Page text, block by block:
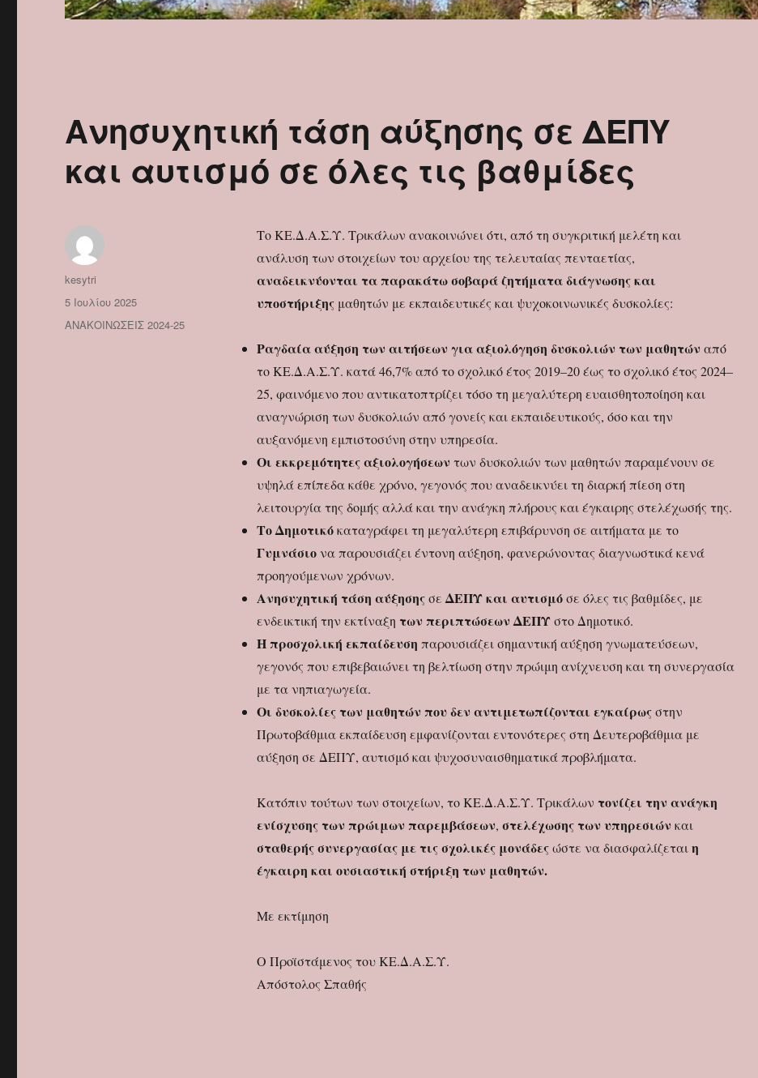
Ανησυχητική τάση αύξησης σε ΔΕΠΥ
και αυτισμό σε όλες τις βαθμίδες
Το ΚΕ.Δ.Α.Σ.Υ. Τρικάλων ανακοινώνει ότι, από τη συγκριτική μελέτη και
ανάλυση των στοιχείων του αρχείου της τελευταίας πενταετίας,
αναδεικνύονται τα παρακάτωσοβαρά ζητήματα διάγνωσης και
υποστήριξηςμαθητών με εκπαιδευτικές και ψυχοκοινωνικές δυσκολίες:
Ραγδαία αύξηση των αιτήσεων για αξιολόγηση δυσκολιών των μαθητών από
το ΚΕ.Δ.Α.Σ.Υ. κατά 46,7% από το σχολικό έτος 2019–20 έως το σχολικό έτος 2024–
25, φαινόμενο που αντικατοπτρίζει τόσο τη μεγαλύτερη ευαισθητοποίηση και
αναγνώριση των δυσκολιών από γονείς και εκπαιδευτικούς, όσο και την
αυξανόμενη εμπιστοσύνη στην υπηρεσία.
Οι εκκρεμότητες αξιολογήσεων των δυσκολιών των μαθητών παραμένουν σε
υψηλά επίπεδα κάθε χρόνο, γεγονός που αναδεικνύει τη διαρκή πίεση στη
λειτουργία της δομής αλλά και την ανάγκη πλήρους και έγκαιρης στελέχωσής της.
Το Δημοτικόκαταγράφει τη μεγαλύτερη επιβάρυνση σε αιτήματα με το
Γυμνάσιονα παρουσιάζει έντονη αύξηση, φανερώνοντας διαγνωστικά κενά
προηγούμενων χρόνων.
Ανησυχητική τάση αύξησηςσε ΔΕΠΥ και αυτισμόσε όλες τις βαθμίδες, με
ενδεικτική την εκτίναξη των περιπτώσεων ΔΕΠΥστο Δημοτικό.
Η προσχολική εκπαίδευση παρουσιάζει σημαντική αύξηση γνωματεύσεων,
γεγονός που επιβεβαιώνει τη βελτίωση στην πρώιμη ανίχνευση και τη συνεργασία
με τα νηπιαγωγεία.
Οι δυσκολίες των μαθητών που δεν αντιμετωπίζονται εγκαίρωςστην
Πρωτοβάθμια εκπαίδευση εμφανίζονται εντονότερες στη Δευτεροβάθμια με
αύξηση σε ΔΕΠΥ, αυτισμό και ψυχοσυναισθηματικά προβλήματα.
Κατόπιν τούτων των στοιχείων, το ΚΕ.Δ.Α.Σ.Υ. Τρικάλων τονίζει την ανάγκη
ενίσχυσης των πρώιμων παρεμβάσεων, στελέχωσης των υπηρεσιών και
σταθερής συνεργασίας με τις σχολικές μονάδεςώστε να διασφαλίζεταιη
έγκαιρη και ουσιαστική στήριξη των μαθητών.
Με εκτίμηση
Ο Προϊστάμενος του ΚΕ.Δ.Α.Σ.Υ.
Απόστολος Σπαθής
Συντάκτης
kesytri
Δημοσιεύτηκε
την
5 Ιουλίου 2025
Κατηγορίες
ΑΝΑΚΟΙΝΩΣΕΙΣ 2024-25